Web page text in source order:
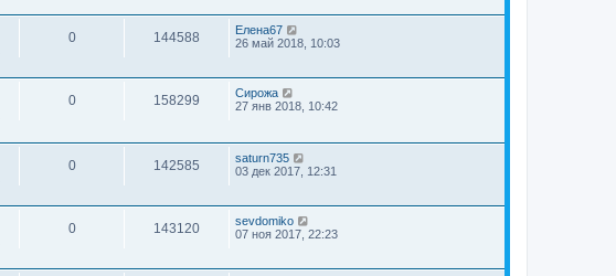
0 144588
Елена67
26 май 2018, 10:03
0 158299
Сирожа
27 янв 2018, 10:42
0 142585
saturn735
03 дек 2017, 12:31
0 143120
sevdomiko
07 ноя 2017, 22:23